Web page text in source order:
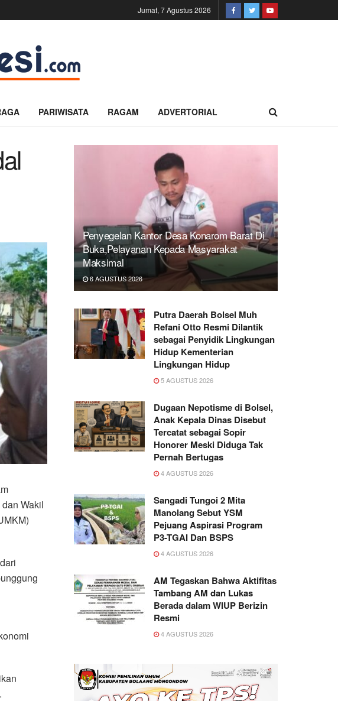
Jumat, 7 Agustus 2026
PARIWISATA RAGAM ADVERTORIAL
Wakil
Penyegelan Kantor Desa Konarom Barat Di
Buka,Pelayanan Kepada Masyarakat
Maksimal
6 AGUSTUS 2026
Putra Daerah Bolsel Muh
Refani Otto Resmi Dilantik
sebagai Penyidik Lingkungan
Hidup Kementerian
Lingkungan Hidup
5 AGUSTUS 2026
Dugaan Nepotisme di Bolsel,
Anak Kepala Dinas Disebut
Tercatat sebagai Sopir
Honorer Meski Diduga Tak
Pernah Bertugas
4 AGUSTUS 2026
Sangadi Tungoi 2 Mita
Manolang Sebut YSM
Pejuang Aspirasi Program
P3-TGAI Dan BSPS
4 AGUSTUS 2026
AM Tegaskan Bahwa Aktifitas
Tambang AM dan Lukas
Berada dalam WIUP Berizin
Resmi
4 AGUSTUS 2026